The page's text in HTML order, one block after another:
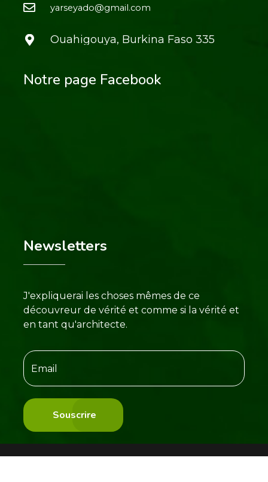
yarseyado@gmail.com
Ouahigouya, Burkina Faso 335
Notre page Facebook
Newsletters
J'expliquerai les choses mêmes de ce
découvreur de vérité et comme si la vérité et
en tant qu'architecte.
Souscrire